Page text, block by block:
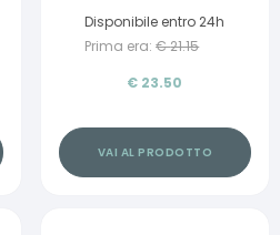
Disponibile entro 24h
Prima era: €21.15
€ 23.50
VAI AL PRODOTTO